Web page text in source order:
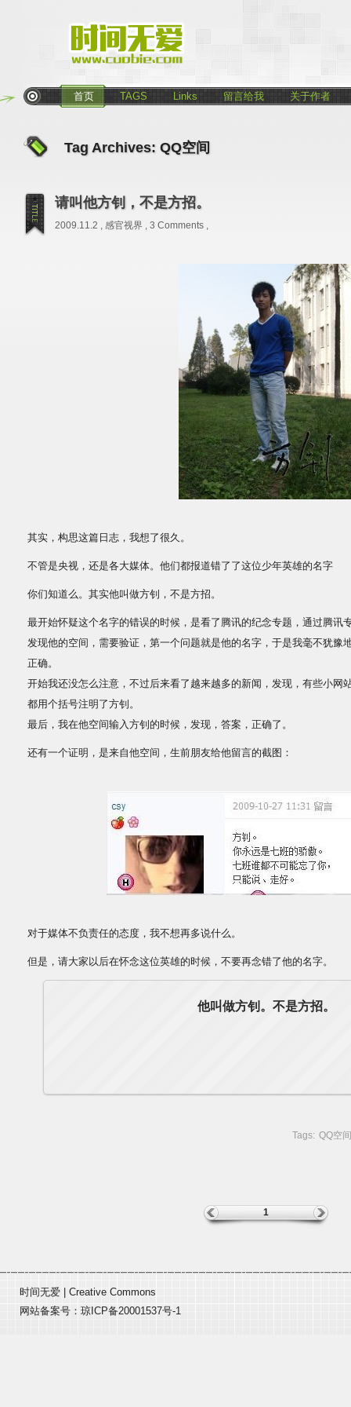
首页 TAGS Links 留言给我 关于作者
Tag Archives: QQ空间
请叫他方钊，不是方招。
2009.11.2 , 感官视界 , 3 Comments ,
其实，构思这篇日志，我想了很久。
不管是央视，还是各大媒体。他们都报道错了了这位少年英雄的名字
你们知道么。其实他叫做方钊，不是方招。
最开始怀疑这个名字的错误的时候，是看了腾讯的纪念专题，通过腾讯
发现他的空间，需要验证，第一个问题就是他的名字，于是我毫不犹豫
正确。
开始我还没怎么注意，不过后来看了越来越多的新闻，发现，有些小网
都用个括号注明了方钊。
最后，我在他空间输入方钊的时候，发现，答案，正确了。
还有一个证明，是来自他空间，生前朋友给他留言的截图：
对于媒体不负责任的态度，我不想再多说什么。
但是，请大家以后在怀念这位英雄的时候，不要再念错了他的名字。
他叫做方钊。不是方招。
Tags: QQ空间
1
时间无爱
Creative Commons
网站备案号： 琼ICP备20001537号-1